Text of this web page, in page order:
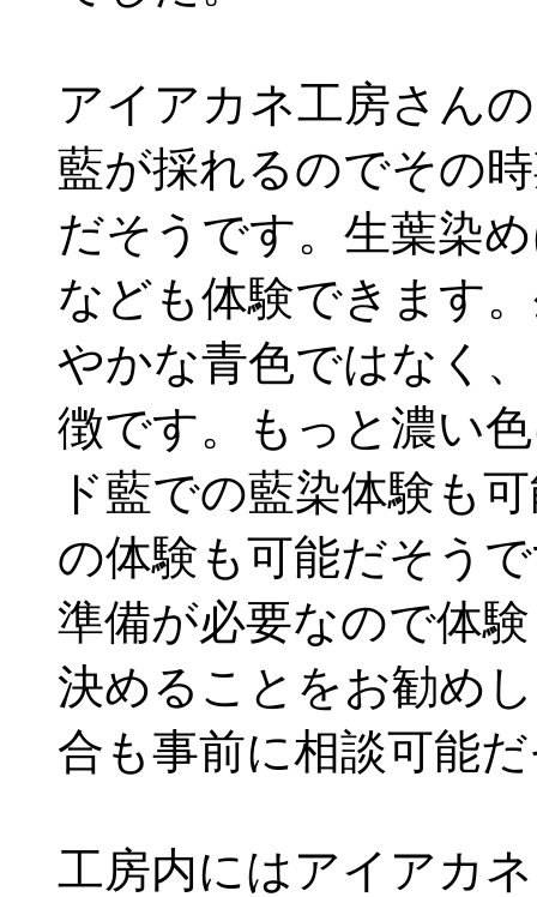
アイアカネ工房さん
藍が採れるのでその
だそうです。生葉染
なども体験できます
やかな青色ではなく
徴です。もっと濃い
ド藍での藍染体験も
の体験も可能だそう
準備が必要なので体
決めることをお勧め
合も事前に相談可能
工房内にはアイアカ